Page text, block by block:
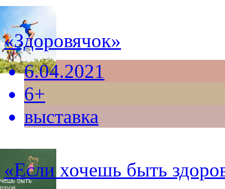
«Здоровячок»
6.04.2021
6+
выставка
«Если хочешь быть